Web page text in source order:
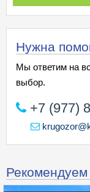
Нужна
Мы ответим на
выбор.
+7 (977)
Рекомендуем